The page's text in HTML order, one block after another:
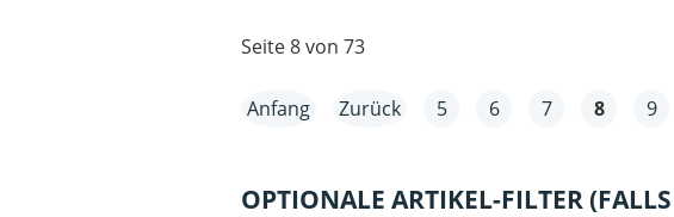
Seite 8 von 73
Anfang Zurück 5 6 7 8 9
OPTIONALE ARTIKEL-FILTER